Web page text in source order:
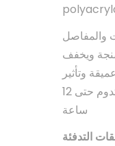
والمفاصل
ويخفف
وتأثير
مهدئحرارة متساوية ومريحة تدوم حتى 12
ساعة